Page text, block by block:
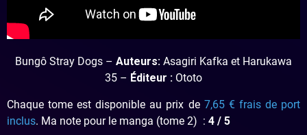
Bungô Stray Dogs – Auteurs: Asagiri Kafka et Harukawa
35 – Éditeur : Ototo
Chaque tome est disponible au prix de 7,65 € frais de port
inclus. Ma note pour le manga (tome 2) : 4 / 5